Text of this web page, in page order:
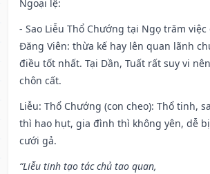
Ngoại lệ:
- Sao Liễu Thổ Chướng tại Ngọ trăm
Đăng Viên: thừa kế hay lên quan lãnh
điều tốt nhất. Tại Dần, Tuất rất suy vi
chôn cất.
Liễu: Thổ Chướng (con cheo): Thổ tinh,
thì hao hụt, gia đình thì không yên, dễ
cưới gả.
“Liễu tinh tạo tác chủ tao quan,